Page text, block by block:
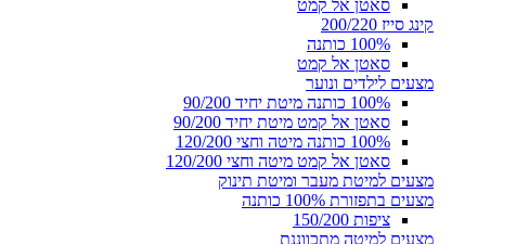
סאטן אל קמט
קינג סייז 200/220
100% כותנה
סאטן אל קמט
מצעים לילדים ונוער
100% כותנה מיטת יחיד 90/200
סאטן אל קמט מיטת יחיד 90/200
100% כותנה מיטה וחצי 120/200
סאטן אל קמט מיטה וחצי 120/200
מצעים למיטת מעבר ומיטת תינוק
מצעים בתפזורת 100% כותנה
ציפות 150/200
מצעים למיטה מתכווננת